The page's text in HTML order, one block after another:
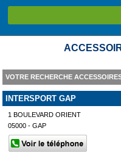
VOTRE RECHERCHE
INTERSPORT GAP
1 BOULEVARD ORIENT
05000 - GAP